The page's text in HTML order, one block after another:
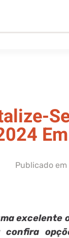
Publicado em